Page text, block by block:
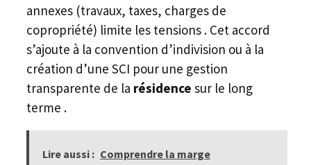
annexes (travaux, taxes, charges de
copropriété) limite les tensions . Cet accord
s’ajoute à la convention d’indivision ou à la
création d’une SCI pour une gestion
transparente de la résidence sur le long
terme .
Lire aussi : Comprendre la marge